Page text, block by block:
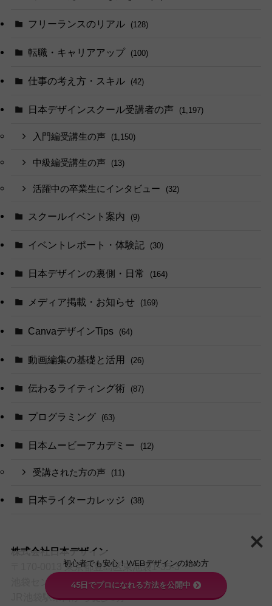
フリーランスのリアル (128)
転職・キャリアアップ (100)
仕事の考え方・スキル (42)
日本デザインスクール受講者の声 (1,197)
入門編受講生の声 (1,150)
中級編受講生の声 (13)
活躍中の卒業生にインタビュー (32)
スクールイベント案内 (9)
イベントレポート・体験記 (30)
日本デザインの裏側・日常 (164)
メディア掲載・お知らせ (169)
CanvaデザインTips (64)
動画編集の基礎と活用 (26)
伝わるライティング術 (87)
プログラミング (63)
日本ムービーアカデミー (12)
受講された方の声 (11)
日本ライターカレッジ (38)
株式会社日本デザイン
〒170-0013 東京都豊島区東池袋1-35-3
池袋センタービル2F
JR池袋駅東口から徒歩5分
初心者でも安心！WEBデザインの始め方
45日でプロになれる方法を公開中